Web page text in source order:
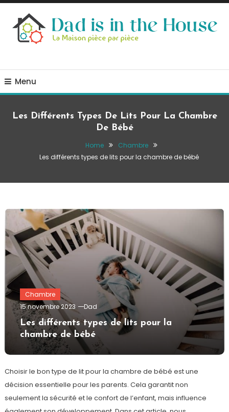
Skip
Content
Menu
Les Différents Types De Lits Pour La Chambre
De Bébé
Home
Chambre
Les différents types de lits pour la chambre de bébé
Chambre
15 novembre 2023
Dad
Les différents types de lits pour la
chambre de bébé
Choisir le bon type de lit pour la chambre de bébé est une
décision essentielle pour les parents. Cela garantit non
seulement la sécurité et le confort de l’enfant, mais influence